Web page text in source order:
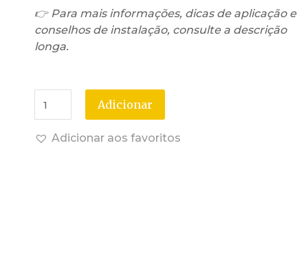
👉 Para mais informações, dicas de aplicação e
conselhos de instalação, consulte a descrição
longa.
Adicionar
Adicionar aos favoritos